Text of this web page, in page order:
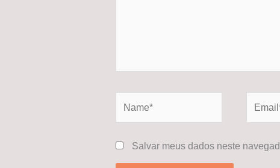
Salvar meus dados neste